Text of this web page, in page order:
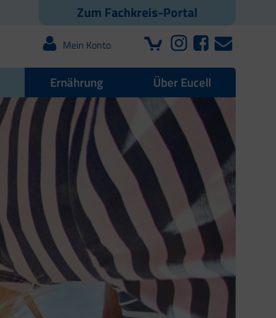
Zum Fachkreis-Portal
Mein Konto
Ernährung Über Eucell